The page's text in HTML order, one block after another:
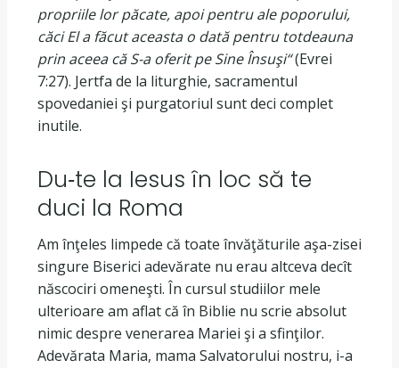
propriile lor păcate, apoi pentru ale poporului,
căci El a făcut aceasta o dată pentru totdeauna
prin aceea că S-a oferit pe Sine Însuşi“(Evrei
7:27). Jertfa de la liturghie, sacramentul
spovedaniei şi purgatoriul sunt deci complet
inutile.
Du‐te la Iesus în loc să te
duci la Roma
Am înţeles limpede că toate învăţăturile aşa-zisei
singure Biserici adevărate nu erau altceva decît
născociri omeneşti. În cursul studiilor mele
ulterioare am aflat că în Biblie nu scrie absolut
nimic despre venerarea Mariei şi a sfinţilor.
Adevărata Maria, mama Salvatorului nostru, i-a